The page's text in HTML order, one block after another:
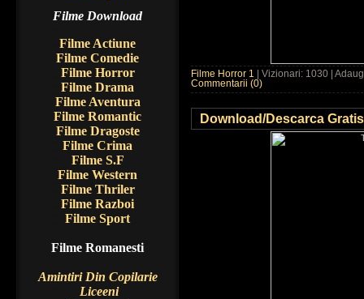
Filme Download
Filme Actiune
Filme Comedie
Filme Horror
Filme Drama
Filme Aventura
Filme Romantic
Filme Dragoste
Filme Crima
Filme S.F
Filme Western
Filme Thriler
Filme Razboi
Filme Sport
Filme Romanesti
Amintiri Din Copilarie
Liceeni
Filme Horror 1
| Vizionari: 1030 |
Commentarii (0)
Download/Descarca